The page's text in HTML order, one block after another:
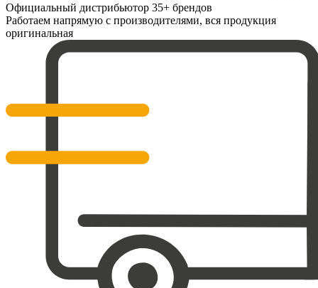
Официальный дистрибьютор 35+ брендов
Работаем напрямую с производителями, вся продукция
оригинальная